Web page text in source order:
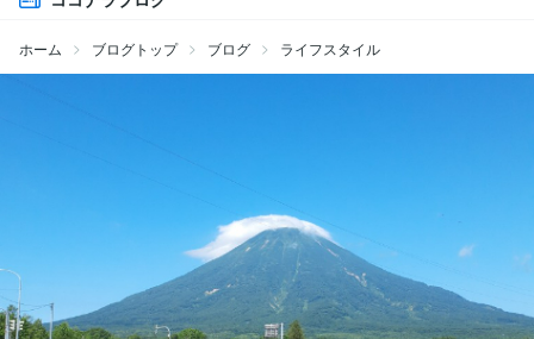
ホーム ブログトップ ブログ ライフスタイル